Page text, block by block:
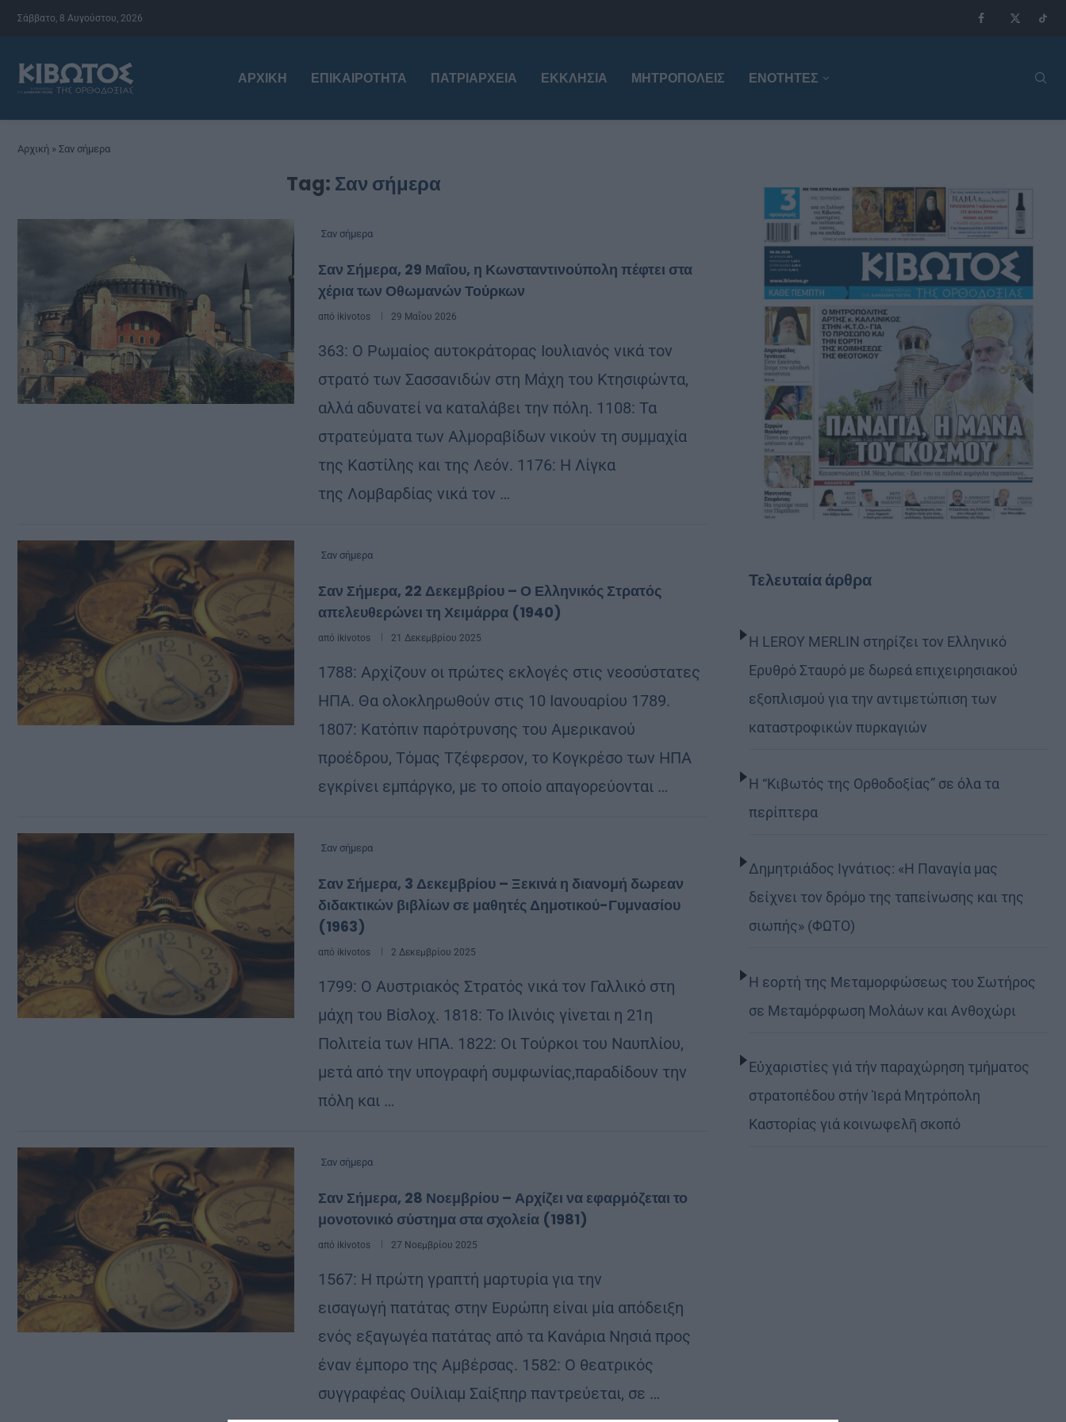
Σάββατο, 8 Αυγούστου, 2026
ΑΡΧΙΚΉ ΕΠΙΚΑΙΡΌΤΗΤΑ ΠΑΤΡΙΑΡΧΕΊΑ ΕΚΚΛΗΣΊΑ ΜΗΤΡΟΠΌΛΕΙΣ ΕΝΟΤΗΤΕΣ
Αρχική » Σαν σήμερα
Tag: Σαν σήμερα
Σαν σήμερα
Σαν Σήμερα, 29 Μαΐου, η Κωνσταντινούπολη πέφτει στα
χέρια των Οθωμανών Τούρκων
από ikivotos 29 Μαΐου 2026
363: Ο Ρωμαίος αυτοκράτορας Ιουλιανός νικά τον
στρατό των Σασσανιδών στη Μάχη του Κτησιφώντα,
αλλά αδυνατεί να καταλάβει την πόλη. 1108: Τα
στρατεύματα των Αλμοραβίδων νικούν τη συμμαχία
της Καστίλης και της Λεόν. 1176: Η Λίγκα
της Λομβαρδίας νικά τον …
Σαν σήμερα
Σαν Σήμερα, 22 Δεκεμβρίου – Ο Ελληνικός Στρατός
απελευθερώνει τη Χειμάρρα (1940)
από ikivotos 21 Δεκεμβρίου 2025
1788: Αρχίζουν οι πρώτες εκλογές στις νεοσύστατες
ΗΠΑ. Θα ολοκληρωθούν στις 10 Ιανουαρίου 1789.
1807: Κατόπιν παρότρυνσης του Αμερικανού
προέδρου, Τόμας Τζέφερσον, το Κογκρέσο των ΗΠΑ
εγκρίνει εμπάργκο, με το οποίο απαγορεύονται …
Σαν σήμερα
Σαν Σήμερα, 3 Δεκεμβρίου – Ξεκινά η διανομή δωρεαν
διδακτικών βιβλίων σε μαθητές Δημοτικού-Γυμνασίου
(1963)
από ikivotos 2 Δεκεμβρίου 2025
1799: Ο Αυστριακός Στρατός νικά τον Γαλλικό στη
μάχη του Βίσλοχ. 1818: Το Ιλινόις γίνεται η 21η
Πολιτεία των ΗΠΑ. 1822: Οι Tούρκοι του Ναυπλίου,
μετά από την υπογραφή συμφωνίας,παραδίδουν την
πόλη και …
Σαν σήμερα
Σαν Σήμερα, 28 Νοεμβρίου – Αρχίζει να εφαρμόζεται το
μονοτονικό σύστημα στα σχολεία (1981)
από ikivotos 27 Νοεμβρίου 2025
1567: Η πρώτη γραπτή μαρτυρία για την
εισαγωγή πατάτας στην Ευρώπη είναι μία απόδειξη
ενός εξαγωγέα πατάτας από τα Κανάρια Νησιά προς
έναν έμπορο της Αμβέρσας. 1582: Ο θεατρικός
συγγραφέας Ουίλιαμ Σαίξπηρ παντρεύεται, σε …
Τελευταία άρθρα
Η LEROY MERLIN στηρίζει τον Ελληνικό
Ερυθρό Σταυρό με δωρεά επιχειρησιακού
εξοπλισμού για την αντιμετώπιση των
καταστροφικών πυρκαγιών
Η “Κιβωτός της Ορθοδοξίας” σε όλα τα
περίπτερα
Δημητριάδος Ιγνάτιος: «Η Παναγία μας
δείχνει τον δρόμο της ταπείνωσης και της
σιωπής» (ΦΩΤΟ)
Η εορτή της Μεταμορφώσεως του Σωτήρος
σε Μεταμόρφωση Μολάων και Ανθοχώρι
Εὐχαριστίες γιά τήν παραχώρηση τμήματος
στρατοπέδου στήν Ἱερά Μητρόπολη
Καστορίας γιά κοινωφελῆ σκοπό